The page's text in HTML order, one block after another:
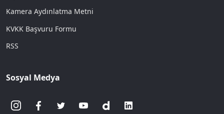
Kamera Aydınlatma Metni
KVKK Başvuru Formu
RSS
Sosyal Medya